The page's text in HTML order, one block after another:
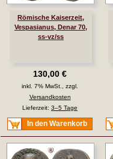
Römische Kaiserzeit,
Vespasianus, Denar 70,
ss-vz/ss
130,00 €
inkl. 7% MwSt., zzgl.
Versandkosten
Lieferzeit: 3–5 Tage
In den Warenkorb